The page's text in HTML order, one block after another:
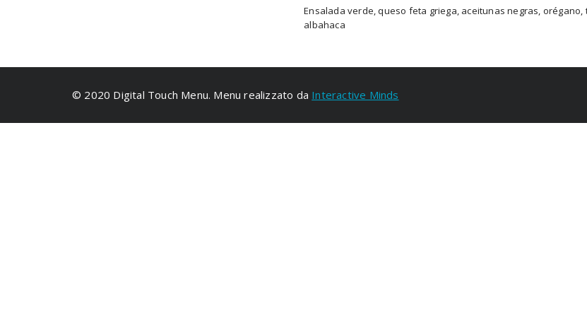
Ensalada verde, queso feta griega, aceitunas negras, orégano,
albahaca
© 2020 Digital Touch Menu. Menu realizzato da Interactive Minds